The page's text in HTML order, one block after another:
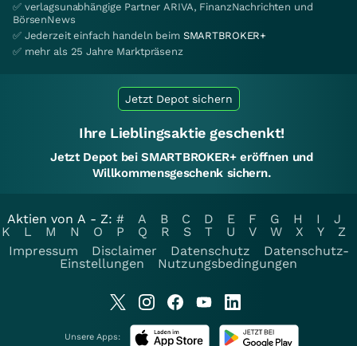
✅ verlagsunabhängige Partner ARIVA, FinanzNachrichten und
BörsenNews
✅ Jederzeit einfach handeln beim SMARTBROKER+
✅ mehr als 25 Jahre Marktpräsenz
Jetzt Depot sichern
Ihre Lieblingsaktie geschenkt!
Jetzt Depot bei SMARTBROKER+ eröffnen und
Willkommensgeschenk sichern.
Aktien von A - Z: # A B C D E F G H I
J
K
L M N O P Q R S T U V W X Y
Z
Impressum
Disclaimer Datenschutz
Datenschutz-
Einstellungen
Nutzungsbedingungen
Unsere Apps: